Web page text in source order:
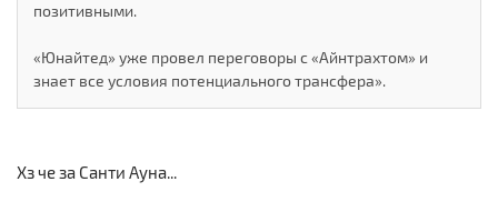
позитивными.
«Юнайтед» уже провел переговоры с «Айнтрахтом» и
знает все условия потенциального трансфера».
Хз че за Санти Ауна...